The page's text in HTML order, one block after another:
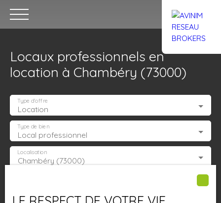
Accueil Acheter Trouver un
Estimation
Locaux professionnels en
location à Chambéry (73000)
Location
Type d'offre
Local professionnel
Type de bien
Chambéry (73000)
Localisation